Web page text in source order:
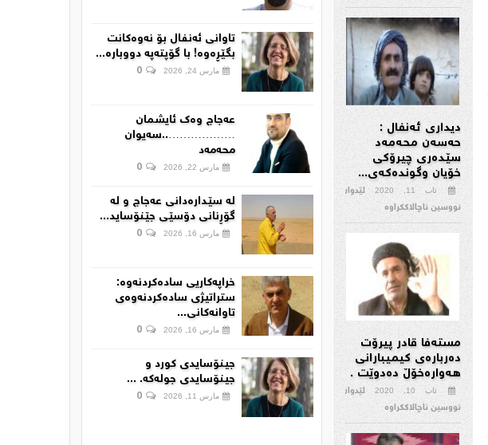
تاوانی ئەنفال بۆ نەوەکانت
بگێڕەوە! با گۆپتەپە دووبارە...
مارس 24, 2026 0
عەجاج وەک ئایشمان
………………..سەیوان
محەمەد
مارس 22, 2026 0
لە سێدارەدانی عەجاج و لە
گۆڕنانی دۆسێی جێنۆساید...
مارس 16, 2026 0
خراپەکاریی سادەکردنەوە:
ستراتیژی سادەکردنەوەی
تاوانەکانی...
مارس 16, 2026 0
جینۆسایدی کورد و
جینۆسایدی جولەکە. ...
مارس 11, 2026 0
دیداری ئەنفال :
حەسەن محەمەد
سێدەری چیرۆکی
خۆیان وگوندەکەی...
ئاب 11, 2020
لێدوان
نووسین ناچالاککراوە
مستەفا قادر پیرۆت
دەربارەی كیمیبارانی
هەوارەخۆڵ‌ دەدوێت .
ئاب 10, 2020
لێدوان
نووسین ناچالاککراوە